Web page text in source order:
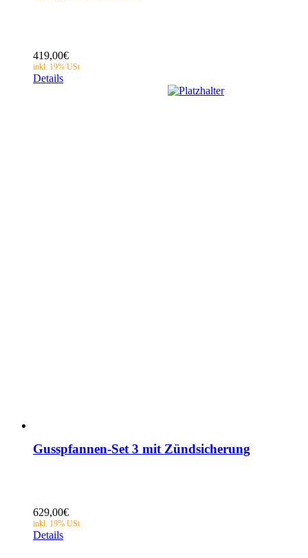
419,00€
Details
Gusspfannen-Set 3 mit Zündsicherung
629,00€
Details